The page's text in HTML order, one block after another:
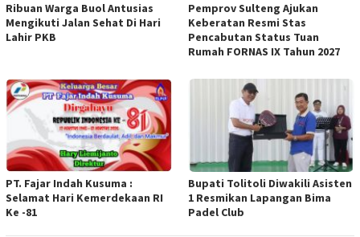
Ribuan Warga Buol Antusias
Mengikuti Jalan Sehat Di Hari
Lahir PKB
Pemprov Sulteng Ajukan
Keberatan Resmi Stas
Pencabutan Status Tuan
Rumah FORNAS IX Tahun 2027
PT. Fajar Indah Kusuma :
Selamat Hari Kemerdekaan RI
Ke -81
Bupati Tolitoli Diwakili Asisten
1 Resmikan Lapangan Bima
Padel Club